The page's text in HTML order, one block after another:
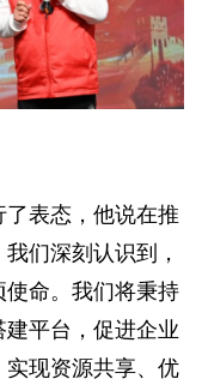
表态，他说在推
们深刻认识到，
命。我们将秉持
平台，促进企业
现资源共享、优